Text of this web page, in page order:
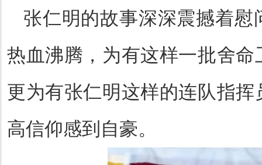
张仁明的故事深深震撼着慰
热血沸腾，为有这样一批舍
更为有张仁明这样的连队指
高信仰感到自豪。